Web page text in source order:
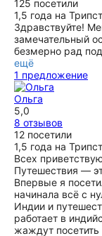
125 посетили
1,5 года на
Здравствуйте!
замечательный
безмерно рад
ещё
1 предложение
Ольга
5,0
8 отзывов
12 посетили
1,5 года на
Всех
Путешествия —
Впервые я
начинала всё с
Индии и
работает в
жаждут посетить